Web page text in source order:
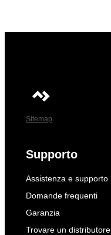
Sitemap
Supporto
Assistenza e supporto
Domande frequenti
Garanzia
Trovare un distributore